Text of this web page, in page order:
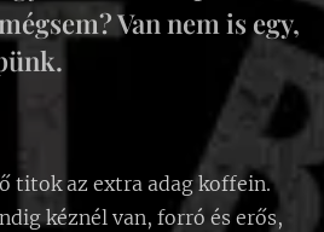
Van nem is egy,
titok az extra adag koffein.
kéznél van, forró és erős,